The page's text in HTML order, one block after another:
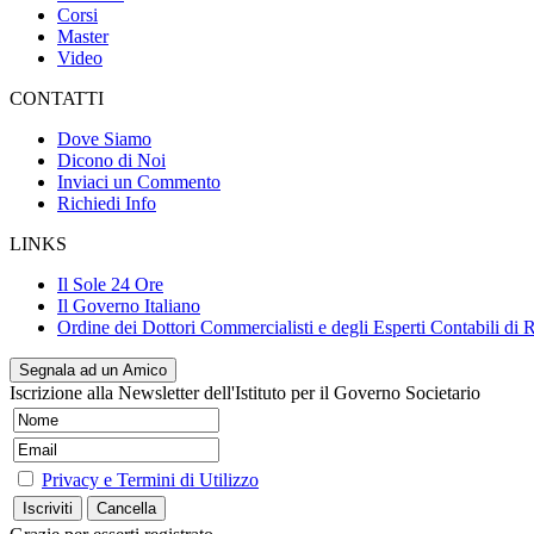
Corsi
Master
Video
CONTATTI
Dove Siamo
Dicono di Noi
Inviaci un Commento
Richiedi Info
LINKS
Il Sole 24 Ore
Il Governo Italiano
Ordine dei Dottori Commercialisti e degli Esperti Contabili di
Segnala ad un Amico
Iscrizione alla Newsletter dell'Istituto per il Governo Societario
Privacy e Termini di Utilizzo